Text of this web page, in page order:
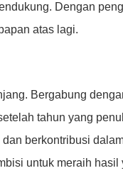
Dengan
atas lagi.
Bergabung
tahun yang
berkontribusi
untuk meraih